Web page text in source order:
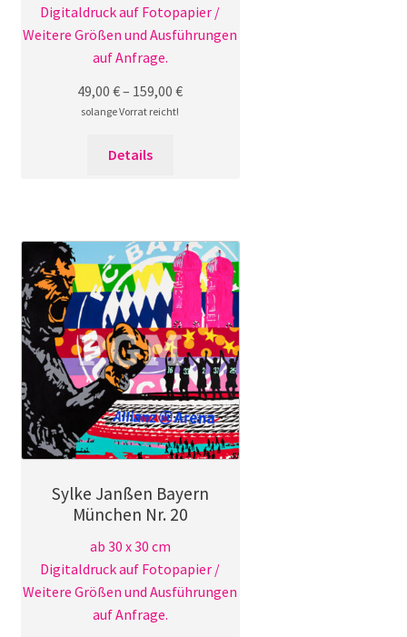
Digitaldruck auf Fotopapier /
Weitere Größen und Ausführungen
auf Anfrage.
49,00€– 159,00€
solange Vorrat reicht!
Details
auf.
Die
Optionen
können
auf
der
Produktseite
gewählt
werden
Sylke Janßen Bayern
München Nr. 20
ab 30 x 30 cm
Digitaldruck auf Fotopapier /
Weitere Größen und Ausführungen
auf Anfrage.